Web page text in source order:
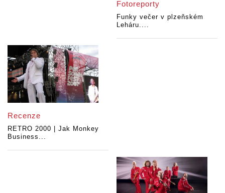
Fotoreporty
Funky večer v plzeňském
Leháru....
Recenze
RETRO 2000 | Jak Monkey
Business...